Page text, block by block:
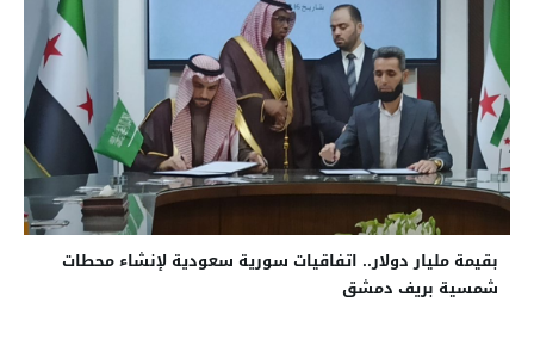
بقيمة مليار دولار.. اتفاقيات سورية سعودية لإنشاء محطات
شمسية بريف دمشق